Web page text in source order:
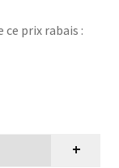
prix rabais :
Connects
+